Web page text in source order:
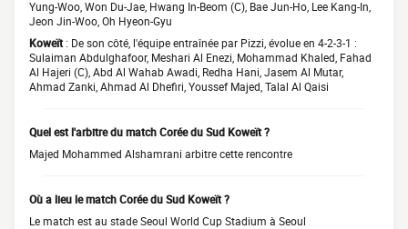
Yung-Woo, Won Du-Jae, Hwang In-Beom (C), Bae Jun-Ho, Lee Kang-In,
Jeon Jin-Woo, Oh Hyeon-Gyu
Koweït: De son côté, l'équipe entraînée par Pizzi, évolue en 4-2-3-1 :
Sulaiman Abdulghafoor, Meshari Al Enezi, Mohammad Khaled, Fahad
Al Hajeri (C), Abd Al Wahab Awadi, Redha Hani, Jasem Al Mutar,
Ahmad Zanki, Ahmad Al Dhefiri, Youssef Majed, Talal Al Qaisi
Quel est l'arbitre du match Corée du Sud Koweït ?
Majed Mohammed Alshamrani arbitre cette rencontre
Où a lieu le match Corée du Sud Koweït ?
Le match est au stade Seoul World Cup Stadium à Seoul